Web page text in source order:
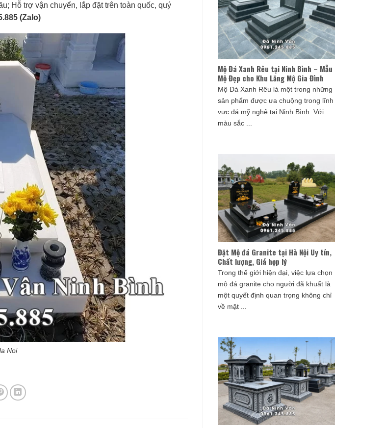
Hỗ trợ vận chuyển, lắp đặt trên toàn quốc, quý
(Zalo)
Noi
Mộ Đá Xanh Rêu tại Ninh Bình – Mẫu
Mộ Đẹp cho Khu Lăng Mộ Gia Đình
Mộ Đá Xanh Rêu là một trong những
sản phẩm được ưa chuộng trong lĩnh
vực đá mỹ nghệ tại Ninh Bình. Với
màu sắc ...
Đặt Mộ đá Granite tại Hà Nội Uy tín,
Chất lượng, Giá hợp lý
Trong thế giới hiện đại, việc lựa chọn
mộ đá granite cho người đã khuất là
một quyết định quan trọng không chỉ
về mặt ...